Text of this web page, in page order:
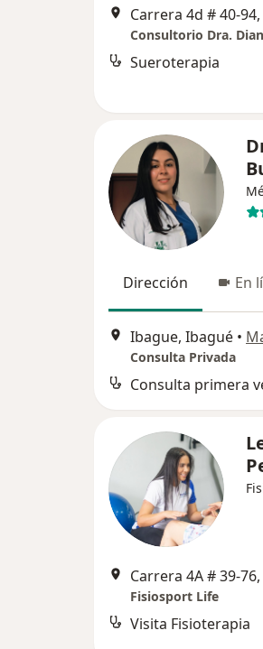
Carrera 4d # 40-
Consultorio Dra.
Sueroterapia
Dirección En
Ibague, Ibagué •
Consulta Privada
Consulta primera
Carrera 4A # 39-
Fisiosport Life
Visita Fisioterapia